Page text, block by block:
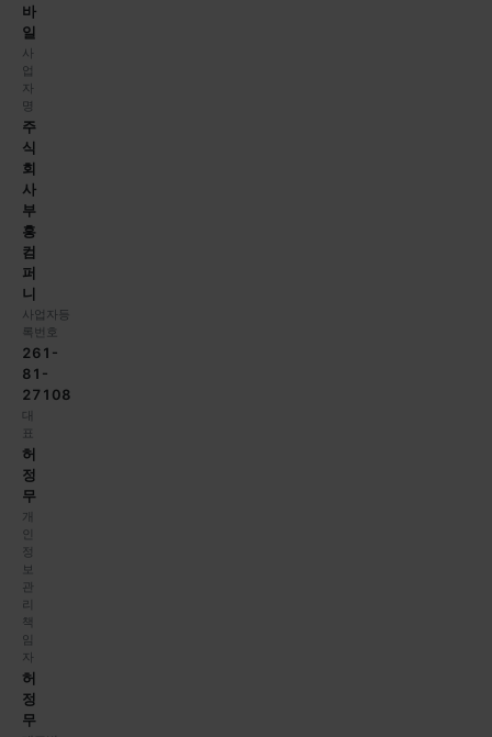
바
일
사
업
자
명
주
식
회
사
부
흥
컴
퍼
니
사업자등
록번호
261-
81-
27108
대
표
허
정
무
개
인
정
보
관
리
책
임
자
허
정
무